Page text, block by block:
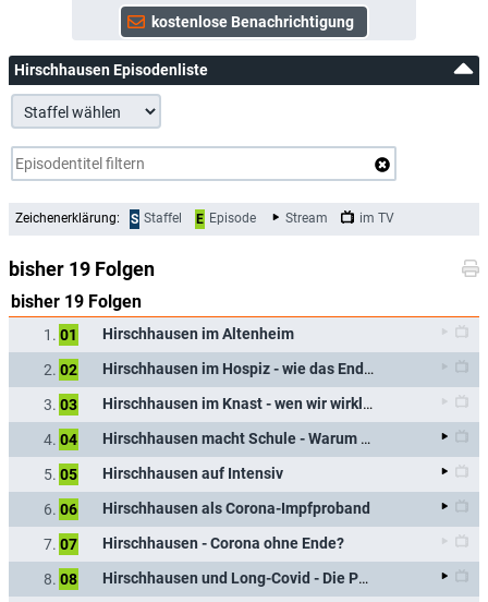
Hirschhausen Episodenliste
Zeichenerklärung: S Staffel E Episode Stream im TV
bisher 19 Folgen
bisher 19 Folgen
1. 01 Hirschhausen im Altenheim
2. 02 Hirschhausen im Hospiz - wie das Ende gelingen kann
3. 03 Hirschhausen im Knast - wen wir wirklich im Leben brauchen
4. 04 Hirschhausen macht Schule - Warum Bildung gesund macht
5. 05 Hirschhausen auf Intensiv
6. 06 Hirschhausen als Corona-Impfproband
7. 07 Hirschhausen - Corona ohne Ende?
8. 08 Hirschhausen und Long-Covid - Die Pandemie der Unbehandelten